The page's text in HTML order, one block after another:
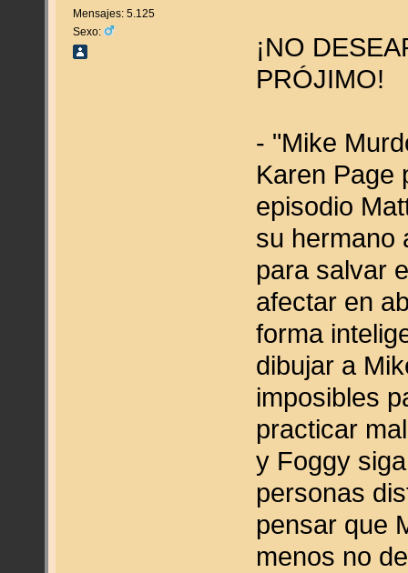
Mensajes: 5.125
Sexo:
¡NO
PRÓJIMO!
- "Mike
Karen Page
episodio
su hermano
para salvar
afectar en
forma
dibujar a
imposibles
practicar
y Foggy
personas
pensar que
menos no